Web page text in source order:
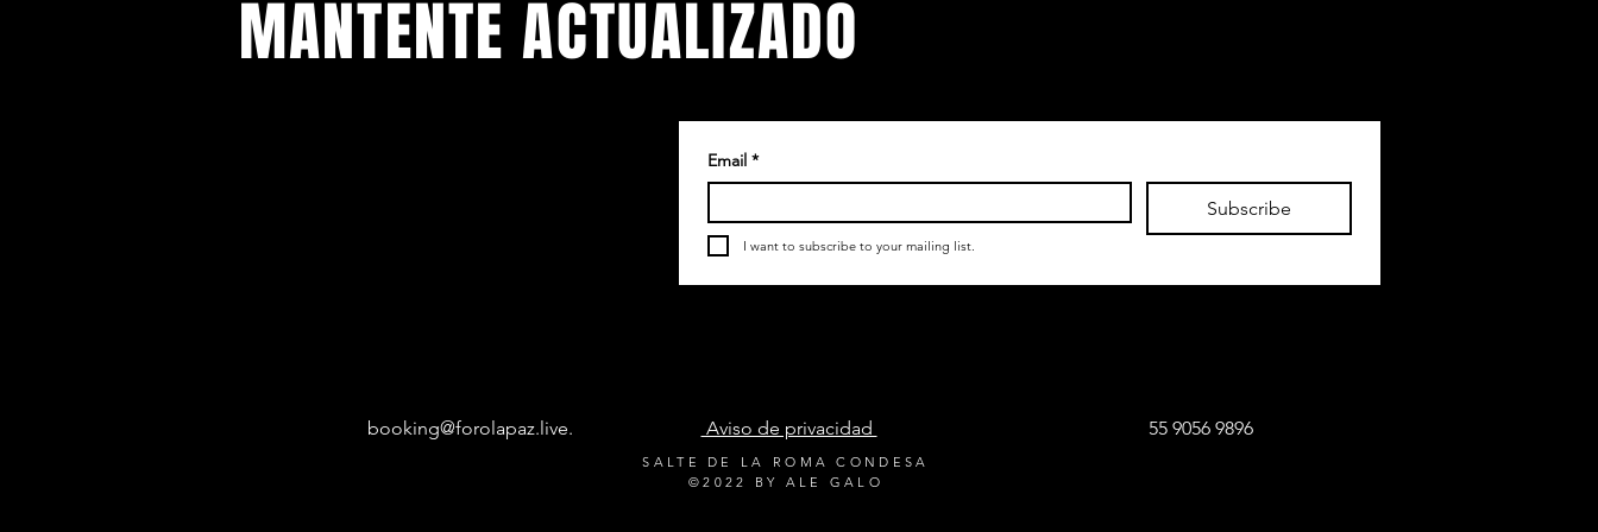
MANTENTE ACTUALIZADO
Email *
Subscribe
I want to subscribe to your mailing list.
booking@forolapaz.live. Aviso de privacidad 55 9056 9896
SALTE DE LA ROMA CONDESA
©2022 BY ALE GALO